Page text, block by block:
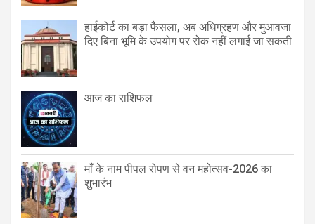
हाईकोर्ट का बड़ा फैसला, अब अधिग्रहण और मुआवजा
दिए बिना भूमि के उपयोग पर रोक नहीं लगाई जा सकती
आज का राशिफल
माँ के नाम पीपल रोपण से वन महोत्सव-2026 का
शुभारंभ